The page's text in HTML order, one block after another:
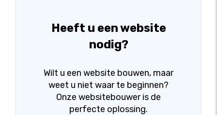
Heeft u een website
nodig?
Wilt u een website bouwen, maar
weet u niet waar te beginnen?
Onze websitebouwer is de
perfecte oplossing.